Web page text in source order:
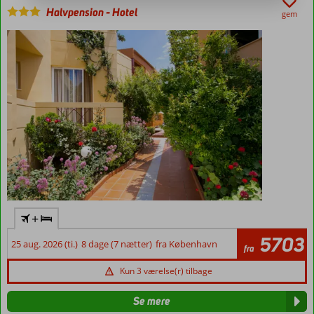
Halvpension-Hotel gem
+
25 aug. 2026 (ti.) 8 dage (7 nætter) fra København fra 5703
Kun 3 værelse(r) tilbage
Se mere